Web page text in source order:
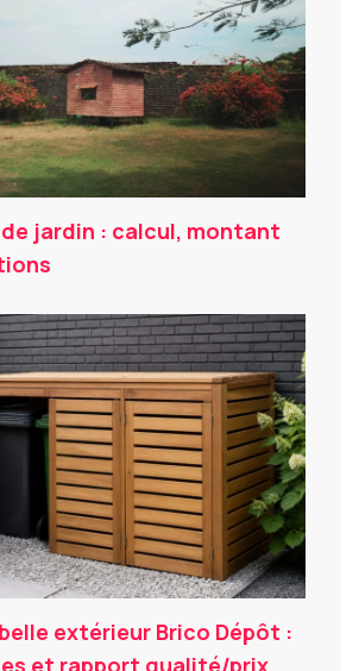
de jardin : calcul, montant
extérieur Brico Dépôt :
et rapport qualité/prix